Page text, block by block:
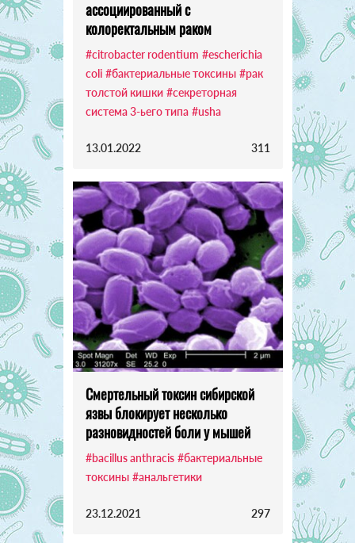
ассоциированный с
колоректальным раком
#citrobacter rodentium #escherichia
coli #бактериальные токсины #рак
толстой кишки #секреторная
система 3-ьего типа #usha
13.01.2022 311
Смертельный токсин сибирской
язвы блокирует несколько
разновидностей боли у мышей
#bacillus anthracis #бактериальные
токсины #анальгетики
23.12.2021 297